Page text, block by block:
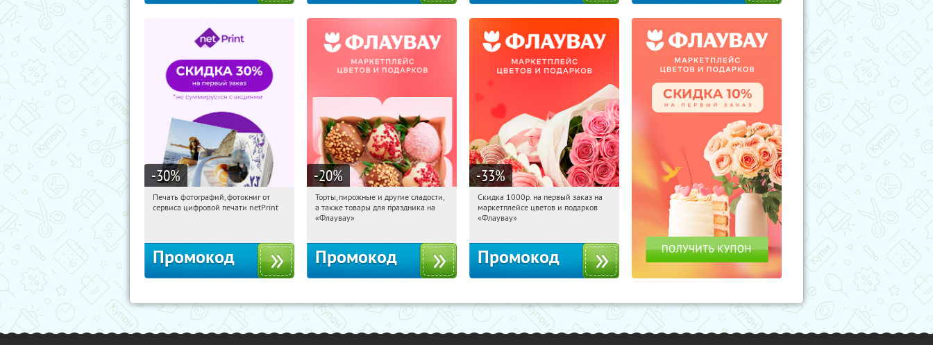
-30%
16:50:46 Получили:
Печать фотографий, фотокниг от
сервиса цифровой печати netPrint
Промокод
-20%
16:50:46 Получили:
Россия
Торты, пирожные и другие сладости,
а также товары для праздника на
«Флаувау»
Промокод
-33%
16:50:46 Получили:
Россия
Скидка 1000р. на первый заказ на
маркетплейсе цветов и подарков
«Флаувау»
Промокод